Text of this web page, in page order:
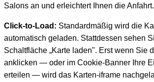
Salons an und erleichtert Ihnen die Anfahrt.
Click-to-Load: Standardmäßig wird die
automatisch geladen. Stattdessen sehen
Schaltfläche „Karte laden". Erst wenn Sie
anklicken — oder im Cookie-Banner Ihre
erteilen — wird das Karten-iframe